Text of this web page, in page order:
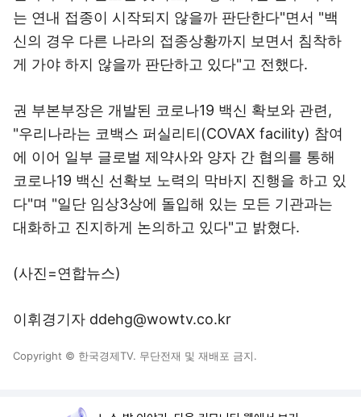
는 연내 접종이 시작되지 않을까 판단한다"면서 "백
신의 경우 다른 나라의 접종상황까지 보면서 침착하
게 가야 하지 않을까 판단하고 있다"고 전했다.
권 부본부장은 개발된 코로나19 백신 확보와 관련,
"우리나라는 코백스 퍼실리티(COVAX facility) 참여
에 이어 일부 글로벌 제약사와 양자 간 협의를 통해
코로나19 백신 선확보 노력의 막바지 진행을 하고 있
다"며 "일단 임상3상에 돌입해 있는 모든 기관과는
대화하고 진지하게 논의하고 있다"고 밝혔다.
(사진=연합뉴스)
이휘경기자 ddehg@wowtv.co.kr
Copyright © 한국경제TV. 무단전재 및 재배포 금지.